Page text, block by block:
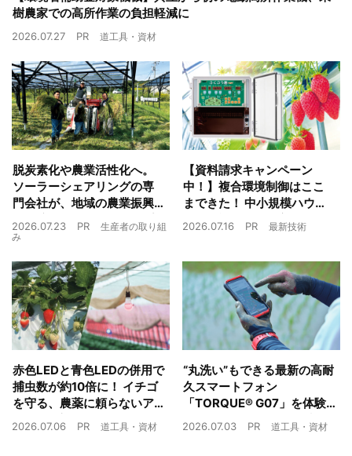
樹農家での高所作業の負担軽減に
2026.07.27 PR 道工具・資材
脱炭素化や農業活性化へ。
ソーラーシェアリングの専
門会社が、地域の農業振興
や経済循環をワンストップ
でサポート
2026.07.23 PR
生産者の取り組
み
【資料請求キャンペーン
中！】複合環境制御はここ
まできた！ 中小規模ハウス
でも検討しやすい高コスパ
複合環境制御装置が誕生
2026.07.16 PR 最新技術
赤色LEDと青色LEDの併用で
捕虫数が約10倍に！ イチゴ
を守る、農薬に頼らないア
ザミウマ対策
2026.07.06 PR 道工具・資材
“丸洗い”もできる最新の高耐
久スマートフォン
「TORQUE® G07」を体験
農業現場の“スマホの弱点”を
2026.07.03 PR 道工具・資材